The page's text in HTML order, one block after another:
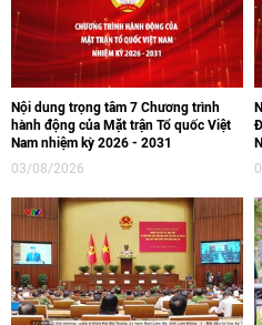
Nội dung trọng tâm 7 Chương trình
hành động của Mặt trận Tổ quốc Việt
Nam nhiệm kỳ 2026 - 2031
03/08/2026